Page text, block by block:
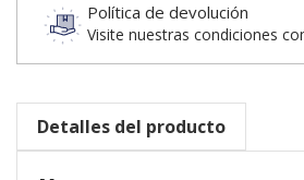
Política de devolución
Visite nuestras condiciones
Detalles del producto